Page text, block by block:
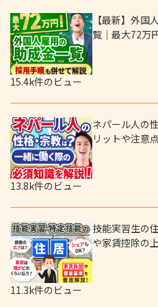
【最新】外国
覧｜最大72万
15.4k件のビュー
ネパール人の
リットや注意
13.8k件のビュー
技能実習生の
や家賃控除の
11.3k件のビュー